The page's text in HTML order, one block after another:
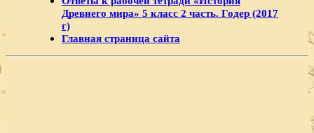
Древнего мира» 5 класс 2 часть. Годер (2017
г)
Главная страница сайта